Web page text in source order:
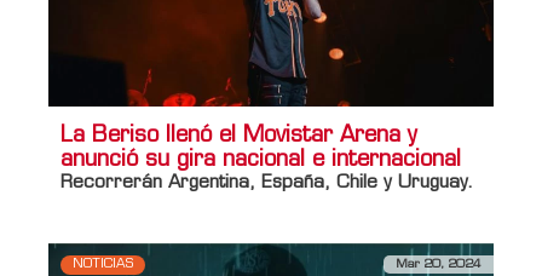
La Beriso llenó el Movistar Arena y
anunció su gira nacional e internacional
Recorrerán Argentina, España, Chile y Uruguay.
NOTICIAS Mar 20, 2024